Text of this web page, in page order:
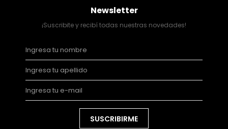
Newsletter
¡Suscribite y recibí todas nuestras novedades!
SUSCRIBIRME